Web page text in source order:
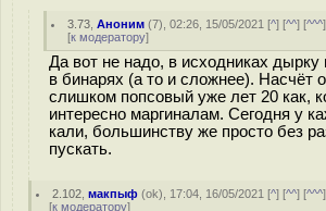
3.73 ,Аноним (7), 02:26, 15/05/2021 [^] [^^] [^^^
[к модератору]
Да вот не надо, в исходниках
в бинарях (а то и сложнее). Насчёт
слишком попсовый уже лет 20 как,
интересно маргиналам. Сегодня у
кали, большинству же просто без
пускать.
2.102 ,макпыф (ok), 17:04, 16/05/2021 [^] [^^] [^^^
[к модератору]